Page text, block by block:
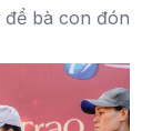
để bà con đón